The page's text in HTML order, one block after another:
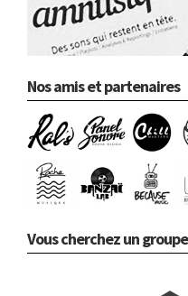
Nos amis et partenaires
Vous cherchez un